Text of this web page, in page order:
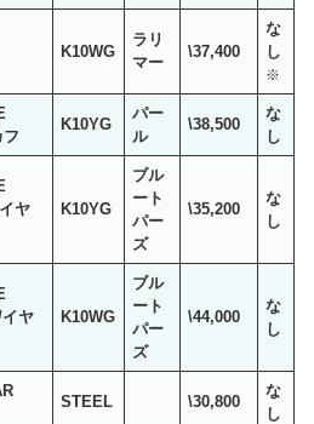
K10WG
ラリ
マー
\37,400
な
し
※
K10YG
パー
ル
\38,500
な
し
ヤ
K10YG
ブル
ート
パー
ズ
\35,200
な
し
ヤ
K10WG
ブル
ート
パー
ズ
\44,000
な
し
STEEL \30,800
な
し